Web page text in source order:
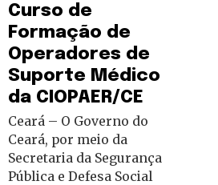
Curso de
Formação de
Operadores de
Suporte Médico
da CIOPAER/CE
Ceará – O Governo do
Ceará, por meio da
Secretaria da Segurança
Pública e Defesa Social